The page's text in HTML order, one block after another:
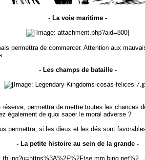
- La voie maritime -
permettra de commercer. Attention aux
- Les champs de bataille -
permettra de mettre toutes les
également de quoi saper le moral adverse ?
permettra, si les dieux et les dés sont
- La petite histoire au sein de la grande -